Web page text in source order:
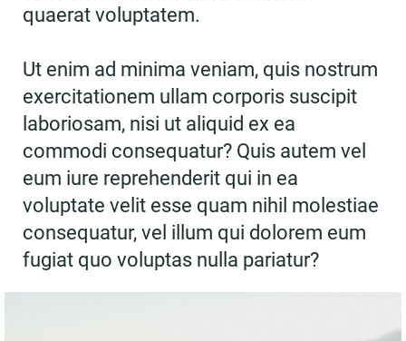
quaerat voluptatem.
Ut enim ad minima veniam, quis nostrum
exercitationem ullam corporis suscipit
laboriosam, nisi ut aliquid ex ea
commodi consequatur? Quis autem vel
eum iure reprehenderit qui in ea
voluptate velit esse quam nihil molestiae
consequatur, vel illum qui dolorem eum
fugiat quo voluptas nulla pariatur?